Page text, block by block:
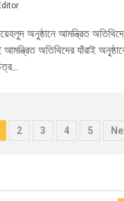
অনুষ্ঠানে আমন্ত্রিত
অতিথিদের যাঁরাই
2 3 4 5